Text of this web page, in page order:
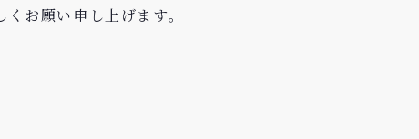
お願い申し上げます。